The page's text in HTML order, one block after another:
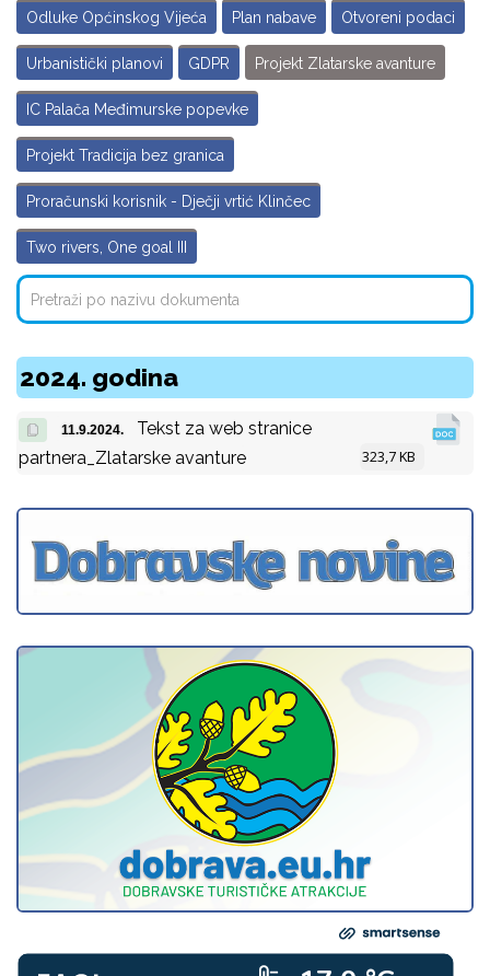
Odluke Općinskog Vijeća Plan nabave Otvoreni podaci
Urbanistički planovi GDPR Projekt Zlatarske avanture
IC Palača Međimurske popevke
Projekt Tradicija bez granica
Proračunski korisnik - Dječji vrtić Klinčec
Two rivers, One goal III
2024. godina
11.9.2024.
Tekst za web stranice
partnera_Zlatarske avanture
323,7 KB